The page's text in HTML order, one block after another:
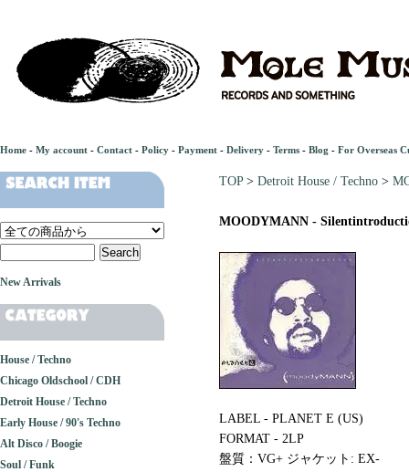
Home - My account - Contact - Policy - Payment - Delivery - Terms - Blog - For Overseas
TOP> Detroit House / Techno >
MOODYMANN -
LABEL - PLANET E (US)
FORMAT - 2LP
盤質：VG+ ジャケット: EX-
New Arrivals
House / Techno
Chicago Oldschool / CDH
Detroit House / Techno
Early House / 90's Techno
Alt Disco / Boogie
Soul / Funk